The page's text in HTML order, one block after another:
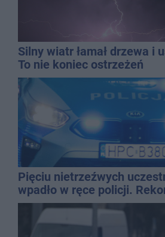
Silny wiatr łamał drzewa i
To nie koniec ostrzeżeń
Pięciu nietrzeźwych
wpadło w ręce policji.
promila